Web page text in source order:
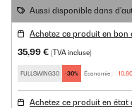
Aussi disponible dans
Achetez ce produit en bon
35,99 € (TVA incluse)
FULLSWING30 -30% Économie :
Achetez ce produit en état